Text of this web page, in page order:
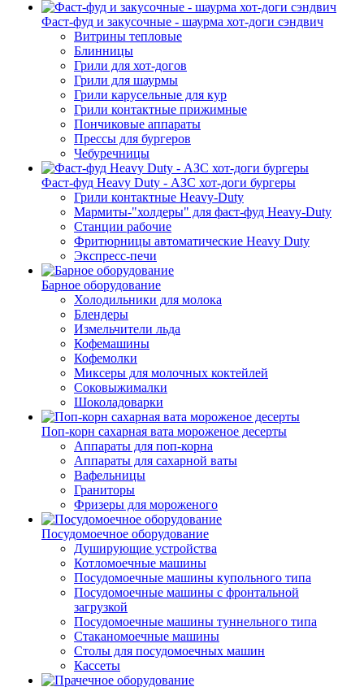
Фаст-фуд и закусочные - шаурма хот-доги сэндвич
Витрины тепловые
Блинницы
Грили для хот-догов
Грили для шаурмы
Грили карусельные для кур
Грили контактные прижимные
Пончиковые аппараты
Прессы для бургеров
Чебуречницы
Фаст-фуд Heavy Duty - АЗС хот-доги бургеры
Грили контактные Heavy-Duty
Мармиты-"холдеры" для фаст-фуд Heavy-Duty
Станции рабочие
Фритюрницы автоматические Heavy Duty
Экспресс-печи
Барное оборудование
Холодильники для молока
Блендеры
Измельчители льда
Кофемашины
Кофемолки
Миксеры для молочных коктейлей
Соковыжималки
Шоколадоварки
Поп-корн сахарная вата мороженое десерты
Аппараты для поп-корна
Аппараты для сахарной ваты
Вафельницы
Граниторы
Фризеры для мороженого
Посудомоечное оборудование
Душирующие устройства
Котломоечные машины
Посудомоечные машины купольного типа
Посудомоечные машины с фронтальной
загрузкой
Посудомоечные машины туннельного типа
Стаканомоечные машины
Столы для посудомоечных машин
Кассеты